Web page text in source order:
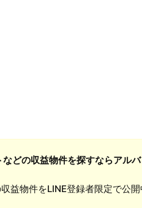
どの収益物件を探すならアル
収益物件をLINE登録者限定で公開